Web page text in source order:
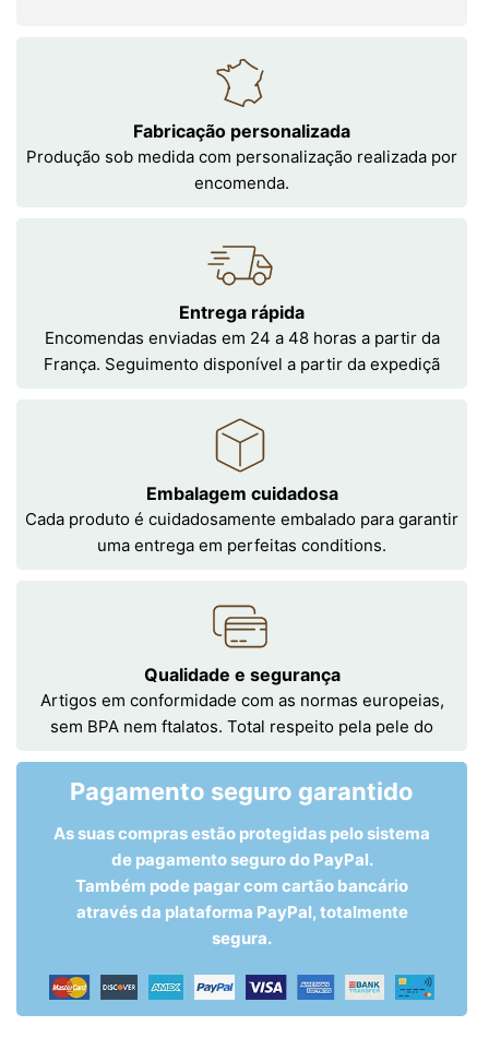
Fabricação personalizada
Produção sob medida com personalização realizada por
encomenda.
Entrega rápida
Encomendas enviadas em 24 a 48 horas a partir da
França. Seguimento disponível a partir da expediçã
Embalagem cuidadosa
Cada produto é cuidadosamente embalado para garantir
uma entrega em perfeitas conditions.
Qualidade e segurança
Artigos em conformidade com as normas europeias,
sem BPA nem ftalatos. Total respeito pela pele do
Pagamento seguro garantido
As suas compras estão protegidas pelo sistema
de pagamento seguro do PayPal.
Também pode pagar com cartão bancário
através da plataforma PayPal, totalmente
segura.